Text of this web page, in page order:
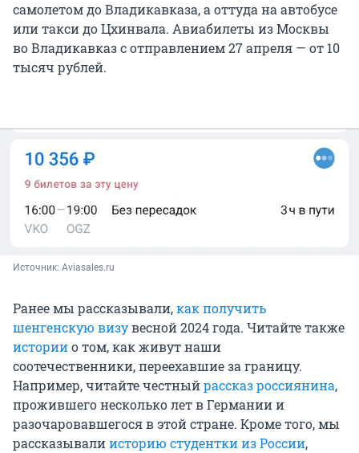
самолетом до Владикавказа, а оттуда на автобусе
или такси до Цхинвала. Авиабилеты из Москвы
во Владикавказ с отправлением 27 апреля — от 10
тысяч рублей.
Источник: Aviasales.ru
Ранее мы рассказывали,как получить
шенгенскую визувесной 2024 года. Читайте также
историио том, как живут наши
соотечественники, переехавшие за границу.
Например, читайте честныйрассказ россиянина,
прожившего несколько лет в Германии и
разочаровавшегося в этой стране. Кроме того, мы
рассказывалиисторию студентки из России,